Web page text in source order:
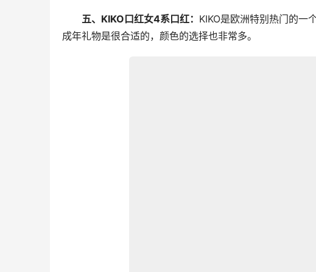
五、KIKO口红女4系口红： KIKO是欧洲特别热门的一
成年礼物是很合适的，颜色的选择也非常多。